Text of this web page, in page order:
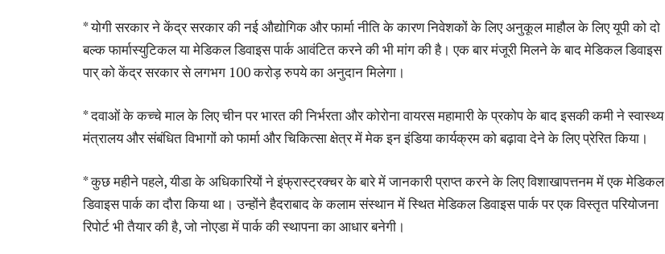
* योगी सरकार ने केंद्र सरकार की नई औद्योगिक और फार्मा नीति के कारण निवेशकों के लिए अनुकूल माहौल के लिए यूपी को दो
बल्क फार्मास्युटिकल या मेडिकल डिवाइस पार्क आवंटित करने की भी मांग की है। एक बार मंजूरी मिलने के बाद मेडिकल डिवाइस
पार् को केंद्र सरकार से लगभग 100 करोड़ रुपये का अनुदान मिलेगा।
* दवाओं के कच्चे माल के लिए चीन पर भारत की निर्भरता और कोरोना वायरस महामारी के प्रकोप के बाद इसकी कमी ने स्वास्थ्य
मंत्रालय और संबंधित विभागों को फार्मा और चिकित्सा क्षेत्र में मेक इन इंडिया कार्यक्रम को बढ़ावा देने के लिए प्रेरित किया।
* कुछ महीने पहले, यीडा के अधिकारियों ने इंफ्रास्ट्रक्चर के बारे में जानकारी प्राप्त करने के लिए विशाखापत्तनम में एक मेडिकल
डिवाइस पार्क का दौरा किया था। उन्होंने हैदराबाद के कलाम संस्थान में स्थित मेडिकल डिवाइस पार्क पर एक विस्तृत परियोजना
रिपोर्ट भी तैयार की है, जो नोएडा में पार्क की स्थापना का आधार बनेगी।